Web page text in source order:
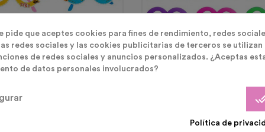
Disfraces Fiesta Neon
pide que aceptes cookies para fines de rendimiento, redes
redes sociales y las cookies publicitarias de terceros se utilizan
de redes sociales y anuncios personalizados. ¿Aceptas
de datos personales involucrados?
Política de